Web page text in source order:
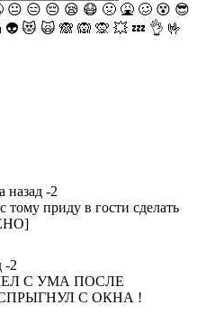
😐 😑 😔 😪 😷 🤢 🤮 🥴 😵 😎
👽 😻 🙀 🙈 🙉 🙊 💥 💤 👌 🤟
назад -2
приду в гости сделать
-2
С УМА ПОСЛЕ
С ОКНА !